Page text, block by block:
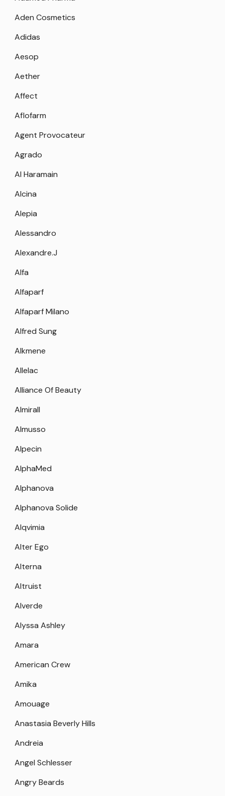
Aden Cosmetics
Adidas
Aesop
Aether
Affect
Aflofarm
Agent Provocateur
Agrado
Al Haramain
Alcina
Alepia
Alessandro
Alexandre.J
Alfa
Alfaparf
Alfaparf Milano
Alfred Sung
Alkmene
Allelac
Alliance Of Beauty
Almirall
Almusso
Alpecin
AlphaMed
Alphanova
Alphanova Solide
Alqvimia
Alter Ego
Alterna
Altruist
Alverde
Alyssa Ashley
Amara
American Crew
Amika
Amouage
Anastasia Beverly Hills
Andreia
Angel Schlesser
Angry Beards